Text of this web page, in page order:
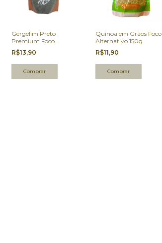
Gergelim Preto
Premium Foco
Alternativo 150g
R$13,90
Quinoa em Grãos Foco
Alternativo 150g
R$11,90